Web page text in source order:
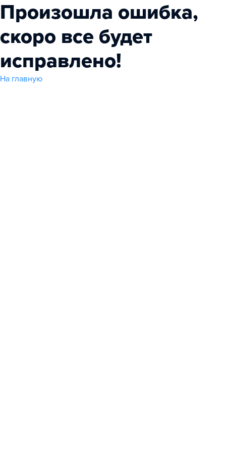
Произошла ошибка,
скоро все будет
исправлено!
На главную